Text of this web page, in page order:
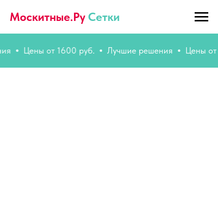
Москитные.Ру Сетки
Цены от 1600 руб. Лучшие решения Цены от